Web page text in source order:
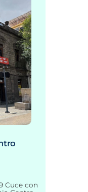
Cuce con